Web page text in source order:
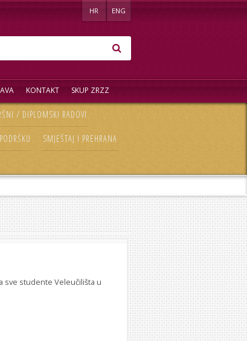
HR ENG
KONTAKT SKUP ZRZZ
/ DIPLOMSKI RADOVI
SMJEŠTAJ I PREHRANA
sve studente Veleučilišta u